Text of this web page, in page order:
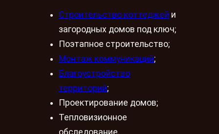
Строительство коттеджей и
загородных домов под ключ;
Поэтапное строительство;
Монтаж коммуникаций;
Благоустройство
территорий;
Проектирование домов;
Тепловизионное